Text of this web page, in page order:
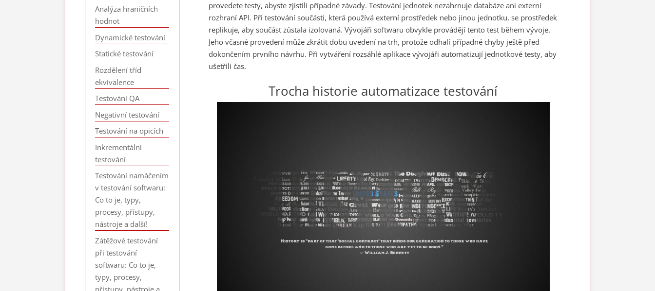
provedete testy, abyste zjistili případné závady. Testování jednotek nezahrnuje databáze ani externí
rozhraní API. Při testování součásti, která používá externí prostředek nebo jinou jednotku, se prostředek
replikuje, aby součást zůstala izolovaná.Vývojáři softwaru obvykle provádějí tento test během vývoje.
Jeho včasné provedení může zkrátit dobu uvedení na trh, protože odhalí případné chyby ještě před
dokončením prvního návrhu. Při vytváření rozsáhlé aplikace vývojáři automatizují jednotkové testy, aby
ušetřili čas.
Trocha historie automatizace testování
Analýza hraničních
hodnot
Dynamické testování
Statické testování
Rozdělení tříd
ekvivalence
Testování QA
Negativní testování
Testování na opicích
Inkrementální
testování
Testování namáčením
v testování softwaru:
Co to je, typy,
procesy, přístupy,
nástroje a další!
Zátěžové testování
při testování
softwaru: Co to je,
typy, procesy,
přístupy, nástroje a